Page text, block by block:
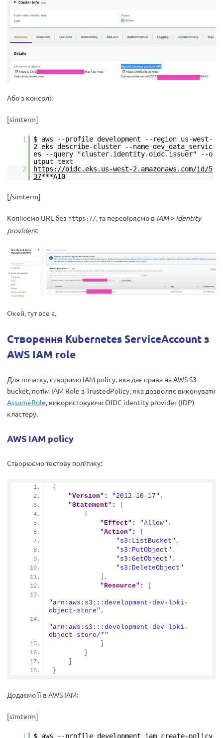
Або з консолі:
[simterm]
1
$ aws --profile development --region us-west-
2 eks describe-cluster --name dev_data_servic
es --query "cluster.identity.oidc.issuer" --o
utput text
2
https://oidc.eks.us-west-2.amazonaws.com/id/5
37***A10
[/simterm]
Копіюємо URL без https:// , та перевіряємо в IAM > Identity
providers:
Окей, тут все є.
Створення Kubernetes ServiceAccount з
AWS IAM role
Для початку, створимо IAM policy, яка дає права на AWS S3
bucket, потім IAM Role з TrustedPolicy, яка дозволяє виконувати
AssumeRole, використовуючи OIDC identity provider (IDP)
кластеру.
AWS IAM policy
Створюємо тестову політику:
{
"Version":
"2012-10-17" ,
"Statement":
[
{
"Effect":
"Allow" ,
"Action":
[
"s3:ListBucket" ,
"s3:PutObject" ,
"s3:GetObject" ,
"s3:DeleteObject"
] ,
"Resource":
[
"arn:aws:s3:::development-dev-loki-
object-store" ,
"arn:aws:s3:::development-dev-loki-
object-store/*"
]
}
]
}
Додаємо її в AWS IAM:
[simterm]
1 $ aws --profile development iam create-policy